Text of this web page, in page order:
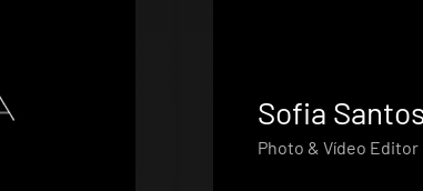
Sofia
Photo & Vídeo Editor